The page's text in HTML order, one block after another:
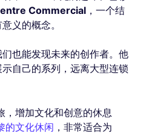
Commercial ，一个结
义的概念。
也能发现未来的创作者。他
自己的系列，远离大型连锁
，增加文化和创意的休息
的文化休闲 ，非常适合为